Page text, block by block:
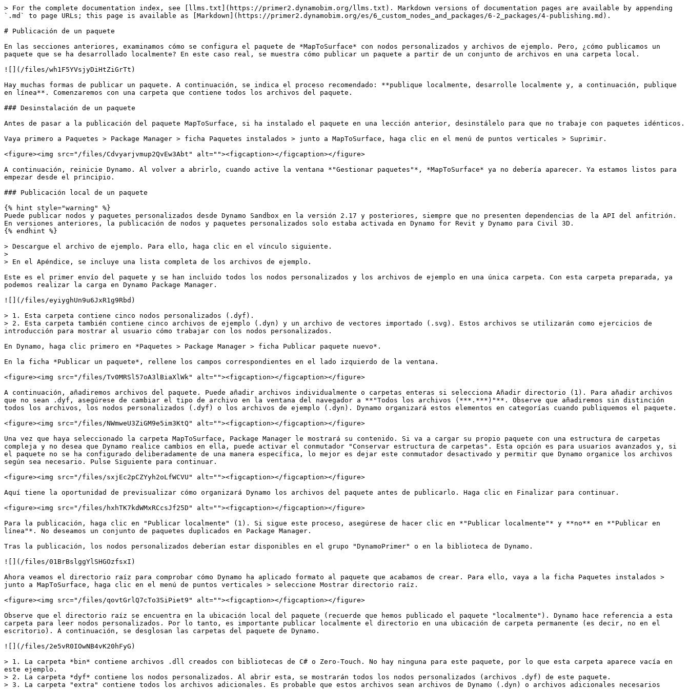
> For the complete documentation index, see [llms.txt](https://primer2.dynamobim.org/llms.txt). Markdown versions of documentation pages are available by appending
`.md` to page URLs; this page is available as [Markdown](https://primer2.dynamobim.org/es/6_custom_nodes_and_packages/6-2_packages/4-publishing.md).
# Publicación de un paquete
En las secciones anteriores, examinamos cómo se configura el paquete de *MapToSurface* con nodos personalizados y archivos de ejemplo. Pero, ¿cómo publicamos un
paquete que se ha desarrollado localmente? En este caso real, se muestra cómo publicar un paquete a partir de un conjunto de archivos en una carpeta local.
![](/files/wh1F5YVsjyDiHtZiGrTt)
Hay muchas formas de publicar un paquete. A continuación, se indica el proceso recomendado: **publique localmente, desarrolle localmente y, a continuación, publique
en línea**. Comenzaremos con una carpeta que contiene todos los archivos del paquete.
### Desinstalación de un paquete
Antes de pasar a la publicación del paquete MapToSurface, si ha instalado el paquete en una lección anterior, desinstálelo para que no trabaje con paquetes idénticos.
Vaya primero a Paquetes > Package Manager > ficha Paquetes instalados > junto a MapToSurface, haga clic en el menú de puntos verticales > Suprimir.
<figure><img src="/files/Cdvyarjvmup2QvEw3Abt" alt=""><figcaption></figcaption></figure>
A continuación, reinicie Dynamo. Al volver a abrirlo, cuando active la ventana *"Gestionar paquetes"*, *MapToSurface* ya no debería aparecer. Ya estamos listos para
empezar desde el principio.
### Publicación local de un paquete
{% hint style="warning" %}
Puede publicar nodos y paquetes personalizados desde Dynamo Sandbox en la versión 2.17 y posteriores, siempre que no presenten dependencias de la API del anfitrión.
En versiones anteriores, la publicación de nodos y paquetes personalizados solo estaba activada en Dynamo for Revit y Dynamo para Civil 3D.
{% endhint %}
> Descargue el archivo de ejemplo. Para ello, haga clic en el vínculo siguiente.
>
> En el Apéndice, se incluye una lista completa de los archivos de ejemplo.
Este es el primer envío del paquete y se han incluido todos los nodos personalizados y los archivos de ejemplo en una única carpeta. Con esta carpeta preparada, ya
podemos realizar la carga en Dynamo Package Manager.
![](/files/eyiyghUn9u6JxR1g9Rbd)
> 1. Esta carpeta contiene cinco nodos personalizados (.dyf).
> 2. Esta carpeta también contiene cinco archivos de ejemplo (.dyn) y un archivo de vectores importado (.svg). Estos archivos se utilizarán como ejercicios de
introducción para mostrar al usuario cómo trabajar con los nodos personalizados.
En Dynamo, haga clic primero en *Paquetes > Package Manager > ficha Publicar paquete nuevo*.
En la ficha *Publicar un paquete*, rellene los campos correspondientes en el lado izquierdo de la ventana.
<figure><img src="/files/Tv0MRSl57oA3lBiaXlWk" alt=""><figcaption></figcaption></figure>
A continuación, añadiremos archivos del paquete. Puede añadir archivos individualmente o carpetas enteras si selecciona Añadir directorio (1). Para añadir archivos
que no sean .dyf, asegúrese de cambiar el tipo de archivo en la ventana del navegador a **"Todos los archivos (***.***)"**. Observe que añadiremos sin distinción
todos los archivos, los nodos personalizados (.dyf) o los archivos de ejemplo (.dyn). Dynamo organizará estos elementos en categorías cuando publiquemos el paquete.
<figure><img src="/files/NWmweU3ZiGM9e5im3KtQ" alt=""><figcaption></figcaption></figure>
Una vez que haya seleccionado la carpeta MapToSurface, Package Manager le mostrará su contenido. Si va a cargar su propio paquete con una estructura de carpetas
compleja y no desea que Dynamo realice cambios en ella, puede activar el conmutador "Conservar estructura de carpetas". Esta opción es para usuarios avanzados y, si
el paquete no se ha configurado deliberadamente de una manera específica, lo mejor es dejar este conmutador desactivado y permitir que Dynamo organice los archivos
según sea necesario. Pulse Siguiente para continuar.
<figure><img src="/files/sxjEc2pCZYyh2oLfWCVU" alt=""><figcaption></figcaption></figure>
Aquí tiene la oportunidad de previsualizar cómo organizará Dynamo los archivos del paquete antes de publicarlo. Haga clic en Finalizar para continuar.
<figure><img src="/files/hxhTK7kdWMxRCcsJf25D" alt=""><figcaption></figcaption></figure>
Para la publicación, haga clic en "Publicar localmente" (1). Si sigue este proceso, asegúrese de hacer clic en *"Publicar localmente"* y **no** en *"Publicar en
línea"*. No deseamos un conjunto de paquetes duplicados en Package Manager.
Tras la publicación, los nodos personalizados deberían estar disponibles en el grupo "DynamoPrimer" o en la biblioteca de Dynamo.
![](/files/01BrBslggYlSHGOzfsxI)
Ahora veamos el directorio raíz para comprobar cómo Dynamo ha aplicado formato al paquete que acabamos de crear. Para ello, vaya a la ficha Paquetes instalados >
junto a MapToSurface, haga clic en el menú de puntos verticales > seleccione Mostrar directorio raíz.
<figure><img src="/files/qovtGrlQ7cTo3SiPiet9" alt=""><figcaption></figcaption></figure>
Observe que el directorio raíz se encuentra en la ubicación local del paquete (recuerde que hemos publicado el paquete "localmente"). Dynamo hace referencia a esta
carpeta para leer nodos personalizados. Por lo tanto, es importante publicar localmente el directorio en una ubicación de carpeta permanente (es decir, no en el
escritorio). A continuación, se desglosan las carpetas del paquete de Dynamo.
![](/files/2e5vR0IOwNB4vK20hFyG)
> 1. La carpeta *bin* contiene archivos .dll creados con bibliotecas de C# o Zero-Touch. No hay ninguna para este paquete, por lo que esta carpeta aparece vacía en
este ejemplo.
> 2. La carpeta *dyf* contiene los nodos personalizados. Al abrir esta, se mostrarán todos los nodos personalizados (archivos .dyf) de este paquete.
> 3. La carpeta "extra" contiene todos los archivos adicionales. Es probable que estos archivos sean archivos de Dynamo (.dyn) o archivos adicionales necesarios